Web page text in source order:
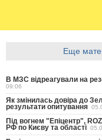
Еще
В МЗС відреагували на
09:06
Як змінилась довіра до
результати опитування
Під вогнем "Епіцентр",
РФ по Києву та області